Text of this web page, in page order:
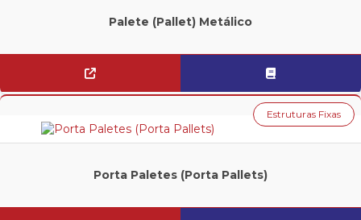
BICA BASCULANTE
CONTENTOR DE CHAPA CORRUGADA
Palete (Pallet) Metálico
Porta Paletes (Porta Pallets)
Estruturas Fixas